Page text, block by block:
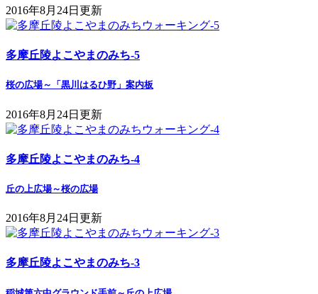
2016年8月24日更新
多摩丘陵よこやまのみち-5
桜の広場～「黒川はるひ野」案内板
2016年8月24日更新
多摩丘陵よこやまのみち-4
丘の上広場～桜の広場
2016年8月24日更新
多摩丘陵よこやまのみち-3